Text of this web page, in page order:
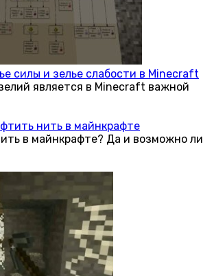
силы и зелье слабости в Minecraft
является в Minecraft важной
нить в майнкрафте
в майнкрафте? Да и возможно ли